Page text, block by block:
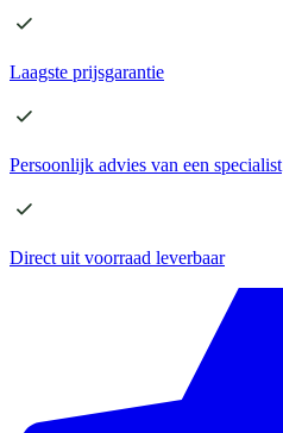
Laagste prijsgarantie
Persoonlijk advies van een specialist
Direct uit voorraad leverbaar